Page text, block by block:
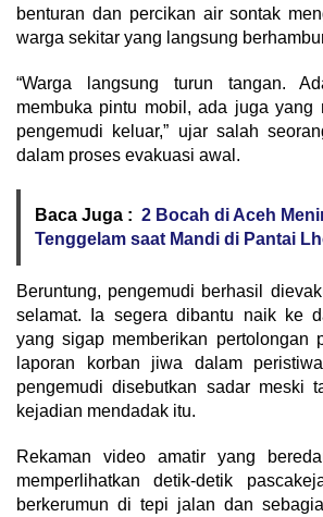
benturan dan percikan air sontak
warga sekitar yang langsung
“Warga langsung turun tangan.
membuka pintu mobil, ada juga yang
pengemudi keluar,” ujar salah
dalam proses evakuasi awal.
Baca Juga : 2 Bocah di Aceh
Tenggelam saat Mandi di Pantai
Beruntung, pengemudi berhasil
selamat. Ia segera dibantu naik ke
yang sigap memberikan pertolongan
laporan korban jiwa dalam
pengemudi disebutkan sadar meski
kejadian mendadak itu.
Rekaman video amatir yang
memperlihatkan detik-detik
berkerumun di tepi jalan dan